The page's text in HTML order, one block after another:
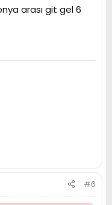
arası git gel 6
#6